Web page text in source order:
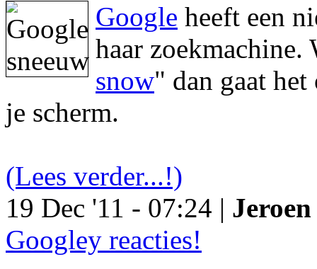
Google heeft een
haar zoekmachine.
snow" dan gaat
je scherm.
(Lees verder...!)
19 Dec '11 - 07:24 |
Googley reacties!